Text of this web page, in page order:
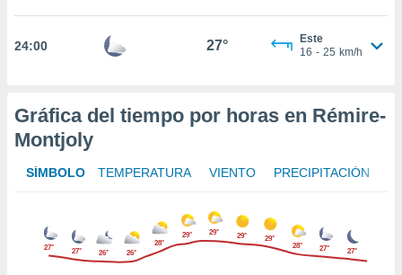
para
ni para
no
Puedes
24:00 27°
Este
16 - 25 km/h
Gráfica del tiempo por horas en Rémire-
Montjoly
SÍMBOLO TEMPERATURA VIENTO PRECIPITACIÓN
27° 27° 26° 26°
28°
29° 29° 29°
29°
28°
27° 27°